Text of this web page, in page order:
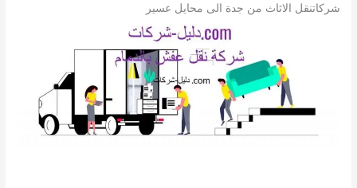
شركاتنقل الاثاث من جدة الى محايل عسير